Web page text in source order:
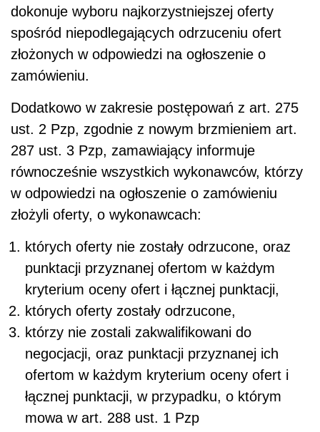
dokonuje wyboru najkorzystniejszej oferty
spośród niepodlegających odrzuceniu ofert
złożonych w odpowiedzi na ogłoszenie o
zamówieniu.
Dodatkowo w zakresie postępowań z art. 275
ust. 2 Pzp, zgodnie z nowym brzmieniem art.
287 ust. 3 Pzp, zamawiający informuje
równocześnie wszystkich wykonawców, którzy
w odpowiedzi na ogłoszenie o zamówieniu
złożyli oferty, o wykonawcach:
których oferty nie zostały odrzucone, oraz
punktacji przyznanej ofertom w każdym
kryterium oceny ofert i łącznej punktacji,
których oferty zostały odrzucone,
którzy nie zostali zakwalifikowani do
negocjacji, oraz punktacji przyznanej ich
ofertom w każdym kryterium oceny ofert i
łącznej punktacji, w przypadku, o którym
mowa w art. 288 ust. 1 Pzp